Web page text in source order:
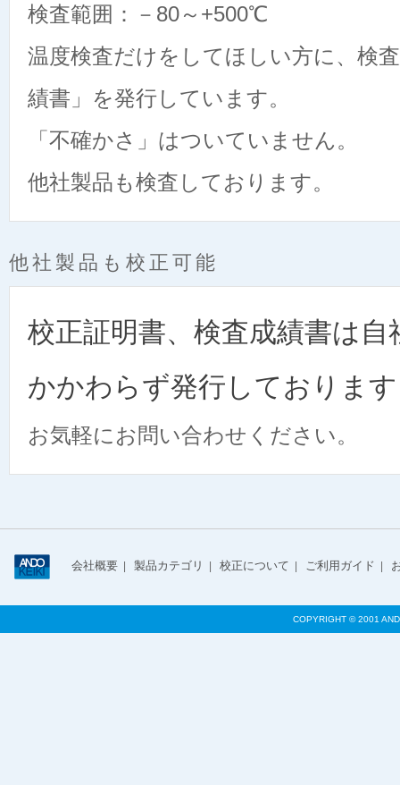
検査範囲：－80～+500℃
温度検査だけをしてほしい方に、検
績書」を発行しています。
「不確かさ」はついていません。
他社製品も検査しております。
他社製品も校正可能
校正証明書、検査成績書は
かかわらず発行しておりま
お気軽にお問い合わせください。
会社概要 製品カテゴリ 校正について ご利用ガイド
COPYRIGHT © 2001